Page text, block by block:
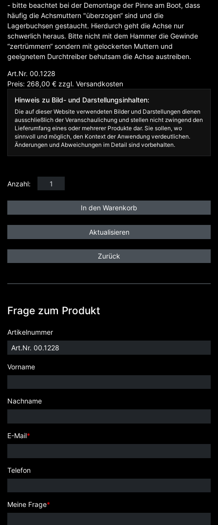
- bitte beachtet bei der Demontage der Pinne am Boot, dass
häufig die Achsmuttern "überzogen“ sind und die
Lagerbuchsen gestaucht. Hierdurch geht die Achse nur
schwerlich heraus. Bitte nicht mit dem Hammer die Gewinde
“zertrümmern“ sondern mit gelockerten Muttern und
geeignetem Durchtreiber behutsam die Achse austreiben.
Art.Nr. 00.1228
Preis: 268,00 € zzgl. Versandkosten
Hinweis zu Bild- und Darstellungsinhalten:
Die auf dieser Website verwendeten Bilder und Darstellungen dienen
ausschließlich der Veranschaulichung und stellen nicht zwingend den
Lieferumfang eines oder mehrerer Produkte dar. Sie sollen, wo
sinnvoll und möglich, den Kontext der Anwendung verdeutlichen.
Änderungen und Abweichungen im Detail sind vorbehalten.
Anzahl:
Zurück
Frage zum Produkt
Artikelnummer
Vorname
Nachname
E-Mail*
Telefon
Meine Frage*